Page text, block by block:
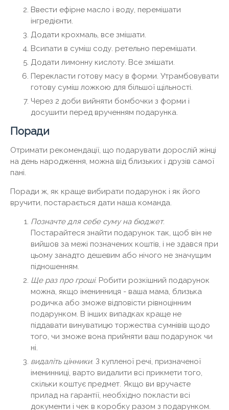
Ввести ефірне масло і воду, перемішати
інгредієнти.
Додати крохмаль, все змішати.
Всипати в суміш соду. ретельно перемішати.
Додати лимонну кислоту. Все змішати.
Перекласти готову масу в форми. Утрамбовувати
готову суміш ложкою для більшої щільності.
Через 2 доби вийняти бомбочки з форми і
досушити перед врученням подарунка.
Поради
Отримати рекомендації, що подарувати дорослій жінці
на день народження, можна від близьких і друзів самої
пані.
Поради ж, як краще вибирати подарунок і як його
вручити, постарається дати наша команда.
Позначте для себе суму на бюджет.
Постарайтеся знайти подарунок так, щоб він не
вийшов за межі позначених коштів, і не здався при
цьому занадто дешевим або нічого не значущим
підношенням.
Ще раз про гроші. Робити розкішний подарунок
можна, якщо іменинниця - ваша мама, близька
родичка або зможе відповісти рівноцінним
подарунком. В інших випадках краще не
піддавати винуватицю торжества сумнівів щодо
того, чи зможе вона прийняти ваш подарунок чи
ні.
видаліть цінники. З купленої речі, призначеної
іменинниці, варто видалити всі прикмети того,
скільки коштує предмет. Якщо ви вручаєте
прилад на гарантії, необхідно покласти всі
документи і чек в коробку разом з подарунком.